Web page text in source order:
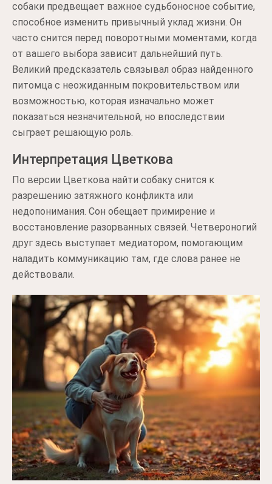
собаки предвещает важное судьбоносное событие,
способное изменить привычный уклад жизни. Он
часто снится перед поворотными моментами, когда
от вашего выбора зависит дальнейший путь.
Великий предсказатель связывал образ найденного
питомца с неожиданным покровительством или
возможностью, которая изначально может
показаться незначительной, но впоследствии
сыграет решающую роль.
Интерпретация Цветкова
По версии Цветкова найти собаку снится к
разрешению затяжного конфликта или
недопонимания. Сон обещает примирение и
восстановление разорванных связей. Четвероногий
друг здесь выступает медиатором, помогающим
наладить коммуникацию там, где слова ранее не
действовали.